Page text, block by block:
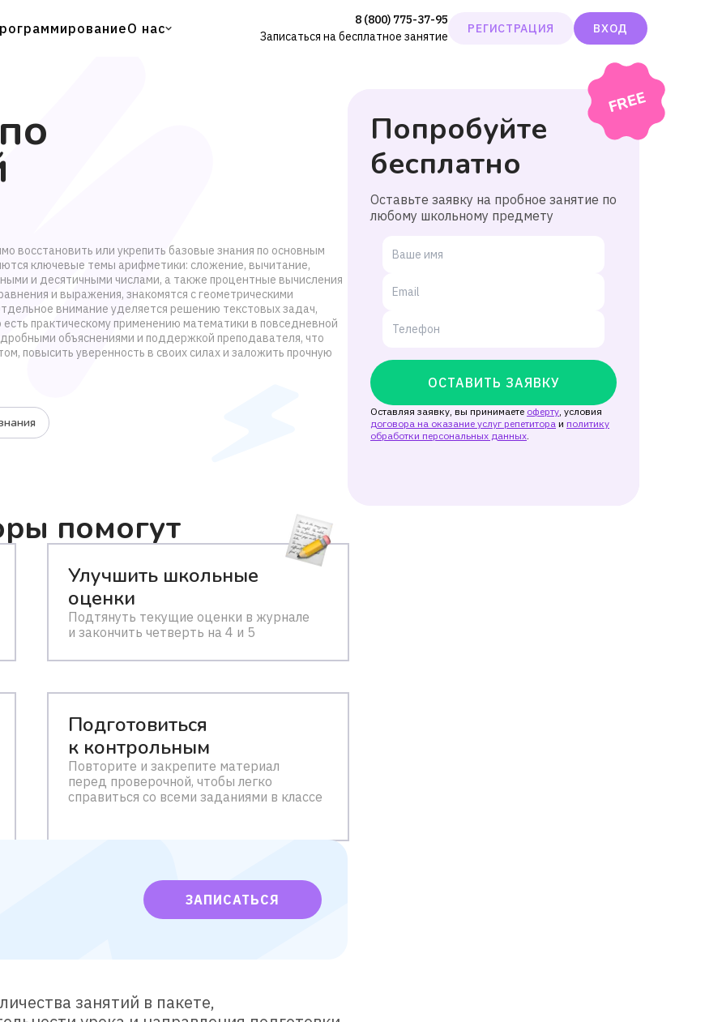
О нас
8 (800) 775-37-95
Записаться на бесплатное занятие
РЕГИСТРАЦИЯ ВХОД
восстановить или укрепить базовые знания по основным
ключевые темы арифметики: сложение, вычитание,
и десятичными числами, а также процентные вычисления
и выражения, знакомятся с геометрическими
внимание уделяется решению текстовых задач,
практическому применению математики в повседневной
объяснениями и поддержкой преподавателя, что
повысить уверенность в своих силах и заложить прочную
помогут
Улучшить школьные
оценки
Подтянуть текущие оценки в журнале
и закончить четверть на 4 и 5
Подготовиться
к контрольным
Повторите и закрепите материал
перед проверочной, чтобы легко
справиться со всеми заданиями в классе
ЗАПИСАТЬСЯ
занятий в пакете,
Попробуйте
бесплатно
Оставьте заявку на пробное занятие по
любому школьному предмету
ОСТАВИТЬ ЗАЯВКУ
Оставляя заявку, вы принимаете оферту, условия
договора на оказание услуг репетитора и политику
обработки персональных данных.